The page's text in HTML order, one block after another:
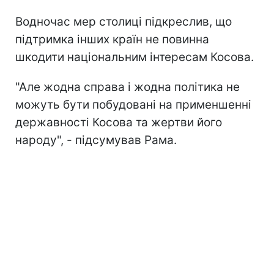
Водночас мер столиці підкреслив, що
підтримка інших країн не повинна
шкодити національним інтересам Косова.
"Але жодна справа і жодна політика не
можуть бути побудовані на применшенні
державності Косова та жертви його
народу", - підсумував Рама.